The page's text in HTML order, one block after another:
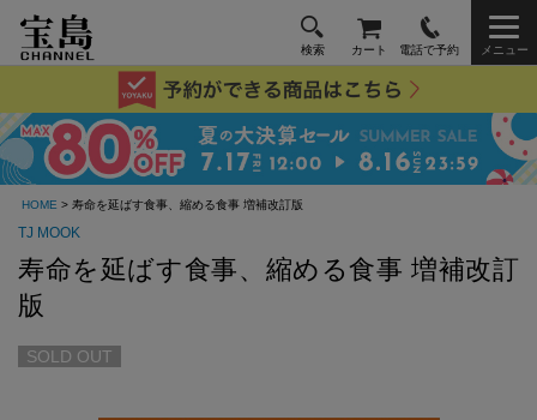
検索 カート 電話で予約 メニュー
HOME > 寿命を延ばす食事、縮める食事 増補改訂版
TJ MOOK
寿命を延ばす食事、縮める食事 増補改訂
版
SOLD OUT